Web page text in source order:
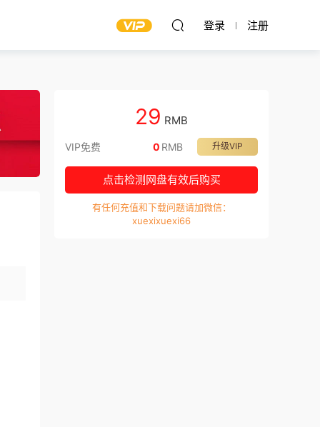
登录 注册
29 RMB
VIP免费 升级VIP
0 RMB
点击检测网盘有效后购买
有任何充值和下载问题请加微信：
xuexixuexi66